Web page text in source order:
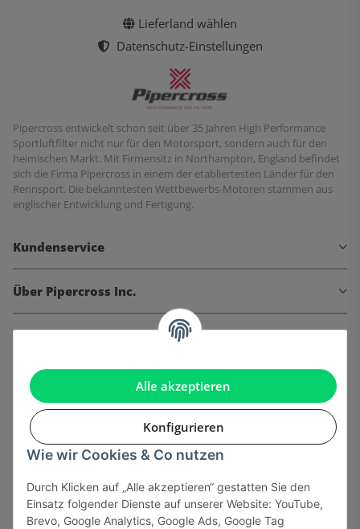
Alle akzeptieren
Konfigurieren
Wie wir Cookies & Co nutzen
Durch Klicken auf „Alle akzeptieren“ gestatten Sie den
Einsatz folgender Dienste auf unserer Website: YouTube,
Brevo, Google Analytics, Google Ads, Google Tag
Lieferland wählen
Datenschutz-Einstellungen
Pipercross entwickelt schon seit über 35 Jahren High Performance
Sportluftfilter nicht nur für den Motorsport, sondern auch für den
heimischen Markt. Mit Firmensitz in Northampton, England befindet
sich die Firma Pipercross in einem der etabliertesten Länder für den
Rennsport. Die bekanntesten Wettbewerbs-Motoren stammen aus
englischer Entwicklung und Fertigung.
Kundenservice
Über Pipercross Inc.
Informationen
Gesetzliche Informationen
Sicher bezahlen via: